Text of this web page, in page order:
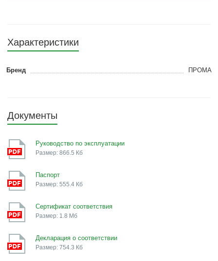
Характеристики
Бренд ПРОМА
Документы
Руководство по эксплуатации
Размер: 866.5 Кб
Паспорт
Размер: 555.4 Кб
Сертификат соответствия
Размер: 1.8 Мб
Декларация о соответствии
Размер: 754.3 Кб